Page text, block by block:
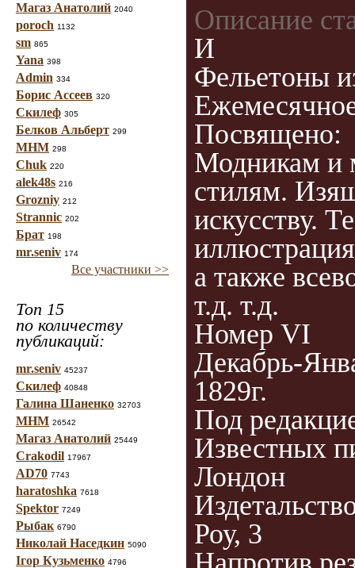
Магаз Анатолий 2040
poroch 1132
sm 865
Yana 398
Admin 334
Борис Ассеев 320
Скилеф 305
Белков Альберт 299
МНМ 298
Chuk 220
alek48s 216
Grozniy 212
Strannic 202
Брат 198
mr.seniv 174
Все участники >>
Топ 15
по количеству
публикаций:
mr.seniv 45237
Скилеф 40848
Галина Шаненко 32703
МНМ 26542
Магаз Анатолий 25449
Crakodil 17967
AD70 7743
haratoshka 7618
Spektor 7249
Рыбак 6790
Николай Наседкин 5090
Ігор Кузьменко 4796
Описание
И
Фельетоны
Посвящено:
Модникам и
стилям.
искусству.
а также
т.д. т.д.
Номер VI
Декабрь-
1829г.
Под
Известных
Лондон
Роу, 3